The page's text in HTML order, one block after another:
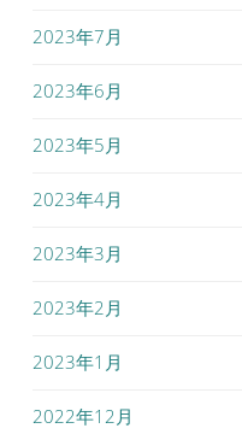
2023年7月
2023年6月
2023年5月
2023年4月
2023年3月
2023年2月
2023年1月
2022年12月